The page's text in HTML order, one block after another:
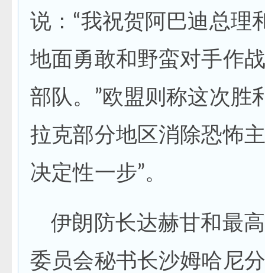
说：“我祝贺阿巴迪总理
地面勇敢和野蛮对手作
部队。”欧盟则称这次胜
拉克部分地区消除恐怖
决定性一步”。
伊朗防长达赫甘和最
委员会秘书长沙姆哈尼